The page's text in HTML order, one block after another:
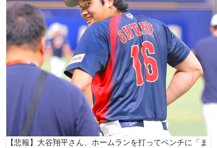
【悲報】大谷翔平さん、ホームランを打ってベンチに「ま